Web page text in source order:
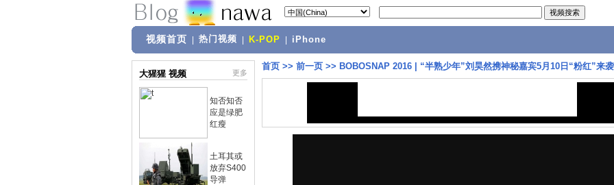
视频首页 热门视频 K-POP iPhone
大猩猩 视频 更多
知否知否
应是绿肥
红瘦
土耳其或
放弃S400
导弹
首页 >> 前一页 >> BOBOSNAP 2016 | “半熟少年”刘昊然携神秘嘉宾5月10日“粉红”来袭